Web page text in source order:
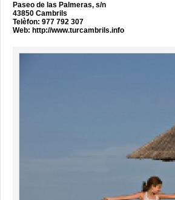
Paseo de las Palmeras, s/n
43850 Cambrils
Telèfon: 977 792 307
Web: http://www.turcambrils.info